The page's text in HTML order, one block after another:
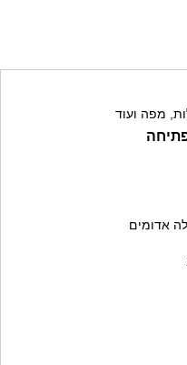
מפה ועוד
אדומים